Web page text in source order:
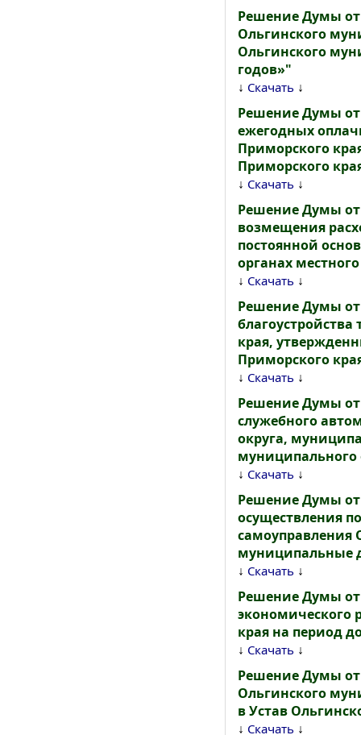
Решение Думы
Ольгинского
Ольгинского
годов»"
↓ Скачать ↓
Решение Думы от
ежегодных
Приморского
Приморского
↓ Скачать ↓
Решение Думы от
возмещения
постоянной
органах
↓ Скачать ↓
Решение Думы от
края,
Приморского
↓ Скачать ↓
Решение Думы от
служебного
округа,
муниципального
↓ Скачать ↓
Решение Думы от
осуществления
самоуправления
муниципальные
↓ Скачать ↓
Решение Думы от
экономического
края на период
↓ Скачать ↓
Решение Думы от
Ольгинского
в Устав
↓ Скачать ↓